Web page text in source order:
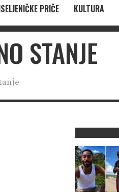
PRIČE KULTURA
STANJE